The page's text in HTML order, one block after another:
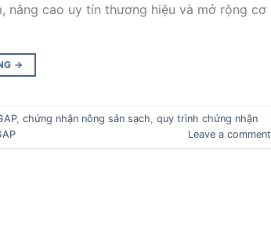
nâng cao uy tín thương hiệu và mở rộng cơ
→
, chứng nhận nông sản sạch quy trình chứng nhận
Leave a comment